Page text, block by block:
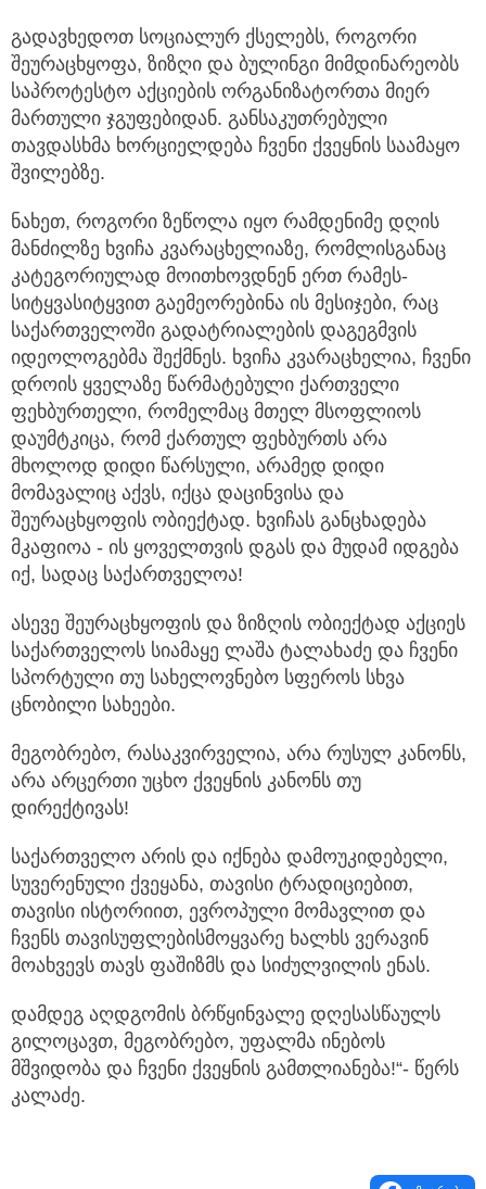
გადავხედოთ სოციალურ ქსელებს, როგორი
შეურაცხყოფა, ზიზღი და ბულინგი მიმდინარეობს
საპროტესტო აქციების ორგანიზატორთა მიერ
მართული ჯგუფებიდან. განსაკუთრებული
თავდასხმა ხორციელდება ჩვენი ქვეყნის საამაყო
შვილებზე.
ნახეთ, როგორი ზეწოლა იყო რამდენიმე დღის
მანძილზე ხვიჩა კვარაცხელიაზე, რომლისგანაც
კატეგორიულად მოითხოვდნენ ერთ რამეს-
სიტყვასიტყვით გაემეორებინა ის მესიჯები, რაც
საქართველოში გადატრიალების დაგეგმვის
იდეოლოგებმა შექმნეს. ხვიჩა კვარაცხელია, ჩვენი
დროის ყველაზე წარმატებული ქართველი
ფეხბურთელი, რომელმაც მთელ მსოფლიოს
დაუმტკიცა, რომ ქართულ ფეხბურთს არა
მხოლოდ დიდი წარსული, არამედ დიდი
მომავალიც აქვს, იქცა დაცინვისა და
შეურაცხყოფის ობიექტად. ხვიჩას განცხადება
მკაფიოა - ის ყოველთვის დგას და მუდამ იდგება
იქ, სადაც საქართველოა!
ასევე შეურაცხყოფის და ზიზღის ობიექტად აქციეს
საქართველოს სიამაყე ლაშა ტალახაძე და ჩვენი
სპორტული თუ სახელოვნებო სფეროს სხვა
ცნობილი სახეები.
მეგობრებო, რასაკვირველია, არა რუსულ კანონს,
არა არცერთი უცხო ქვეყნის კანონს თუ
დირექტივას!
საქართველო არის და იქნება დამოუკიდებელი,
სუვერენული ქვეყანა, თავისი ტრადიციებით,
თავისი ისტორიით, ევროპული მომავლით და
ჩვენს თავისუფლებისმოყვარე ხალხს ვერავინ
მოახვევს თავს ფაშიზმს და სიძულვილის ენას.
დამდეგ აღდგომის ბრწყინვალე დღესასწაულს
გილოცავთ, მეგობრებო, უფალმა ინებოს
მშვიდობა და ჩვენი ქვეყნის გამთლიანება!“- წერს
კალაძე.